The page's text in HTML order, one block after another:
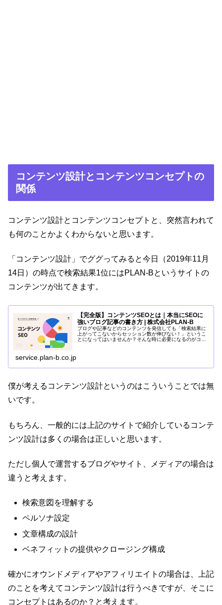
コンテンツ設計とコンテンツコンセプトの
関係
コンテンツ設計とコンテンツコンセプトと、突然言われて
も何のことかよくわからないと思います。
「コンテンツ設計」でググってみると今日（2019年11月
14日）の時点で検索結果1位にはPLAN-Bというサイトの
コンテンツが出てきます。
【完全版】コンテンツSEOとは｜本当にSEOに
強いブログ記事の書き方 | 株式会社PLAN-B
ブログや記事などのコンテンツを発信しても「検索結果に
上がってこないからセッション数が伸びない！」というこ
とになってはいませんか？そんな時に必要になるのがコン
service.plan-b.co.jp
僕が考えるコンテンツ設計というのはこういうことでは無
いです。
もちろん、一般的には上記のサイトで紹介しているコンテ
ンツ設計は多くの場合は正しいと思います。
ただし個人で運営するブログやサイト、メディアの場合は
違うと考えます。
検索意図を理解する
ペルソナ設定
文章構成の設計
ベネフィットの提供やクロージング構成
確かにオウンドメディアやアフィリエイトの場合は、上記
のことを考えてコンテンツ設計は行うべきですが、そこに
コンセプトはあるのか？と考えます。